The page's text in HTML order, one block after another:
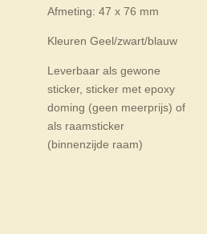
Afmeting: 47 x 76 mm
Kleuren Geel/zwart/blauw
Leverbaar als gewone
sticker, sticker met epoxy
doming (geen meerprijs) of
als raamsticker
(binnenzijde raam)